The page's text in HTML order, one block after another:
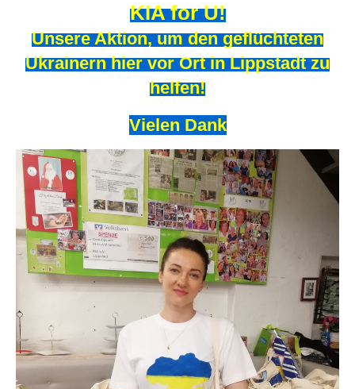
KIA for U!
Unsere Aktion, um den geflüchteten
Ukrainern hier vor Ort in Lippstadt zu
helfen!
Vielen Dank